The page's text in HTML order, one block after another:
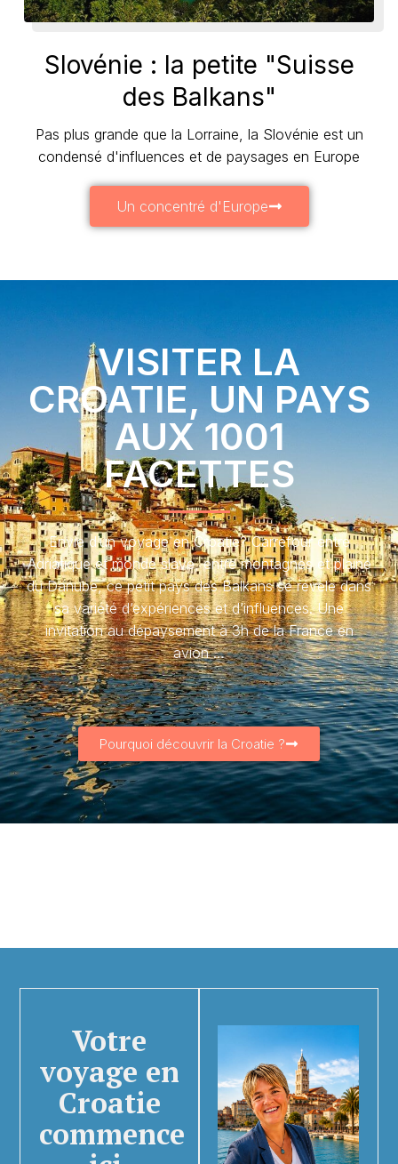
Slovénie : la petite "Suisse
des Balkans"
Pas plus grande que la Lorraine, la Slovénie est un
condensé d'influences et de paysages en Europe
Un concentré d'Europe
VISITER LA
CROATIE, UN PAYS
AUX 1001
FACETTES
Envie d’un voyage en Croatie? Carrefour entre
Adriatique et monde slave, entre montagnes et plaine
du Danube, ce petit pays des Balkans se révèle dans
sa variété d’expériences et d’influences. Une
invitation au dépaysement à 3h de la France en
avion …
Pourquoi découvrir la Croatie ?
Votre
voyage en
Croatie
commence